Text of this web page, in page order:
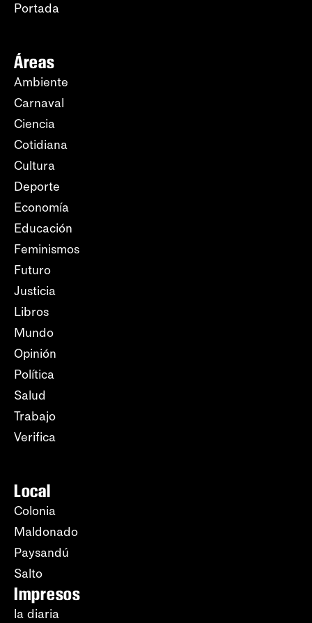
Portada
Áreas
Ambiente
Carnaval
Ciencia
Cotidiana
Cultura
Deporte
Economía
Educación
Feminismos
Futuro
Justicia
Libros
Mundo
Opinión
Política
Salud
Trabajo
Verifica
Local
Colonia
Maldonado
Paysandú
Salto
Impresos
la diaria